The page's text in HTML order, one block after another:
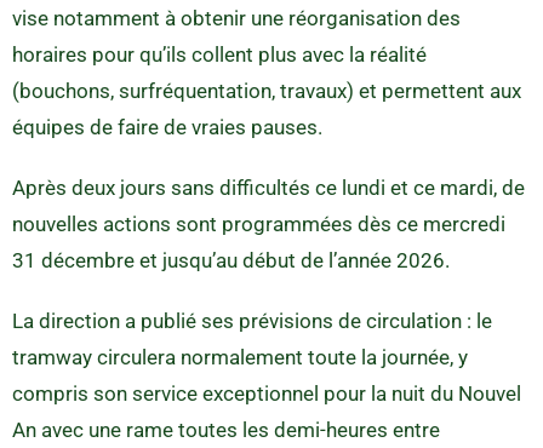
vise notamment à obtenir une réorganisation des
horaires pour qu’ils collent plus avec la réalité
(bouchons, surfréquentation, travaux) et permettent aux
équipes de faire de vraies pauses.
Après deux jours sans difficultés ce lundi et ce mardi, de
nouvelles actions sont programmées dès ce mercredi
31 décembre et jusqu’au début de l’année 2026.
La direction a publié ses prévisions de circulation : le
tramway circulera normalement toute la journée, y
compris son service exceptionnel pour la nuit du Nouvel
An avec une rame toutes les demi-heures entre